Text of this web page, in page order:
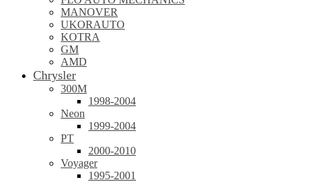
MANOVER
UKORAUTO
KOTRA
GM
AMD
Chrysler
300M
1998-2004
Neon
1999-2004
PT
2000-2010
Voyager
1995-2001